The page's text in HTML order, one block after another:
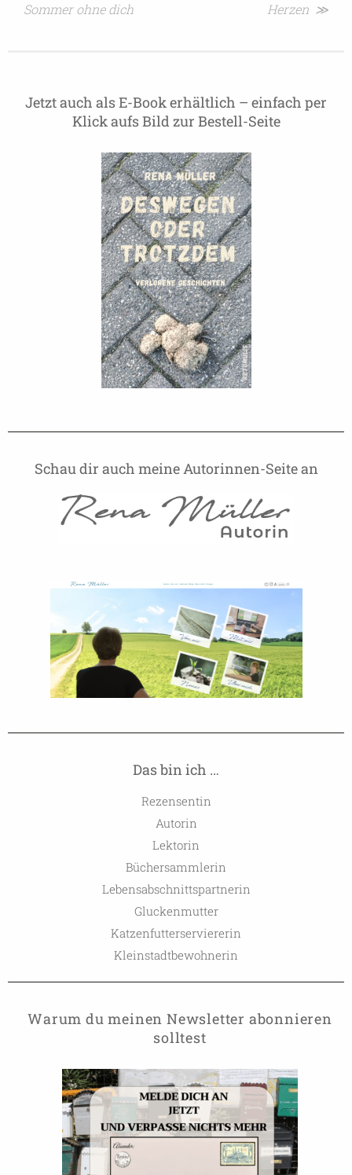
Sommer ohne dich Herzen ≫
Jetzt auch als E-Book erhältlich – einfach per
Klick aufs Bild zur Bestell-Seite
Schau dir auch meine Autorinnen-Seite an
Das bin ich …
Rezensentin
Autorin
Lektorin
Büchersammlerin
Lebensabschnittspartnerin
Gluckenmutter
Katzenfutterserviererin
Kleinstadtbewohnerin
Warum du meinen Newsletter abonnieren
solltest